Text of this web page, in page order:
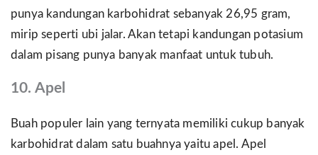
punya kandungan karbohidrat sebanyak 26,95 gram,
mirip seperti ubi jalar. Akan tetapi kandungan potasium
dalam pisang punya banyak manfaat untuk tubuh.
10. Apel
Buah populer lain yang ternyata memiliki cukup banyak
karbohidrat dalam satu buahnya yaitu apel. Apel